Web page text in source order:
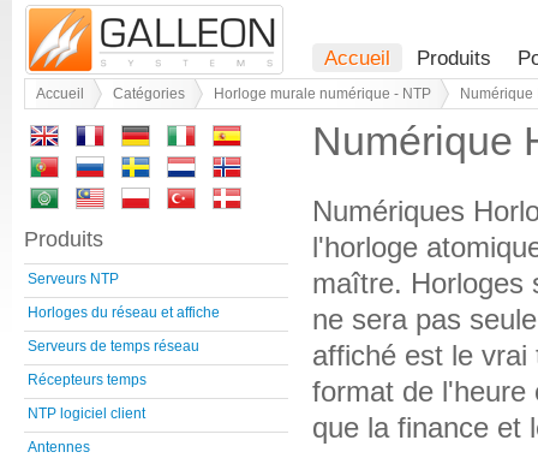
Accueil Produits
Accueil Catégories Horloge murale numérique - NTP
Numérique
Numériques
l'horloge
maître. Horloges
ne sera pas
affiché est le vrai
format de l'heure
que la finance et
Produits
Serveurs NTP
Horloges du réseau et affiche
Serveurs de temps réseau
Récepteurs temps
NTP logiciel client
Antennes